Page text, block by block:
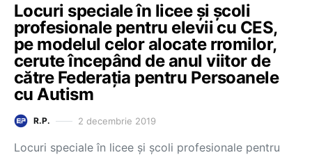
Locuri speciale în licee și școli
profesionale pentru elevii cu CES,
pe modelul celor alocate rromilor,
cerute începând de anul viitor de
către Federația pentru Persoanele
cu Autism
R.P. 2 decembrie 2019
Locuri speciale în licee și școli profesionale pentru